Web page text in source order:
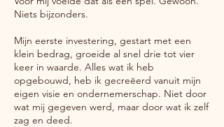
Niets bijzonders.
Mijn eerste investering, gestart met een
klein bedrag, groeide al snel drie tot vier
keer in waarde. Alles wat ik heb
opgebouwd, heb ik gecreëerd vanuit mijn
eigen visie en ondernemerschap. Niet door
wat mij gegeven werd, maar door wat ik zelf
zag en deed.